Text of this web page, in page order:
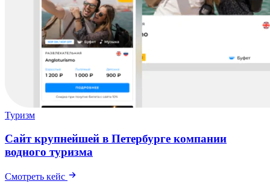
Туризм
Сайт крупнейшей в Петербурге компании
водного туризма
Смотреть кейс